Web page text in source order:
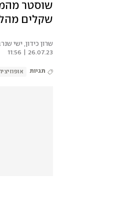
שוסטר
שקלים
שרון כידון ישי
26.07.23 | 11:56
תגיות